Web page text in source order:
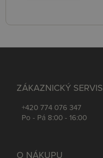
ZÁKAZNICKÝ SERVIS
+420 774 076 347
Po - Pá 8:00 - 16:00
O NÁKUPU